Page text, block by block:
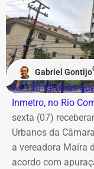
Gabriel Gontijo
As 120 famílias
Inmetro, no Rio
sexta (07)
Urbanos da
a vereadora Maíra
acordo com